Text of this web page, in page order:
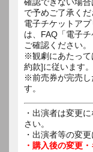
で予めご了承くだ
電子チケットア
は、FAQ「電子
ご確認ください。
※観劇にあたって
約款]に従います。
※前売券が完売し
す。
・出演者は変更
さい。
・出演者等の変
・購入後の変更